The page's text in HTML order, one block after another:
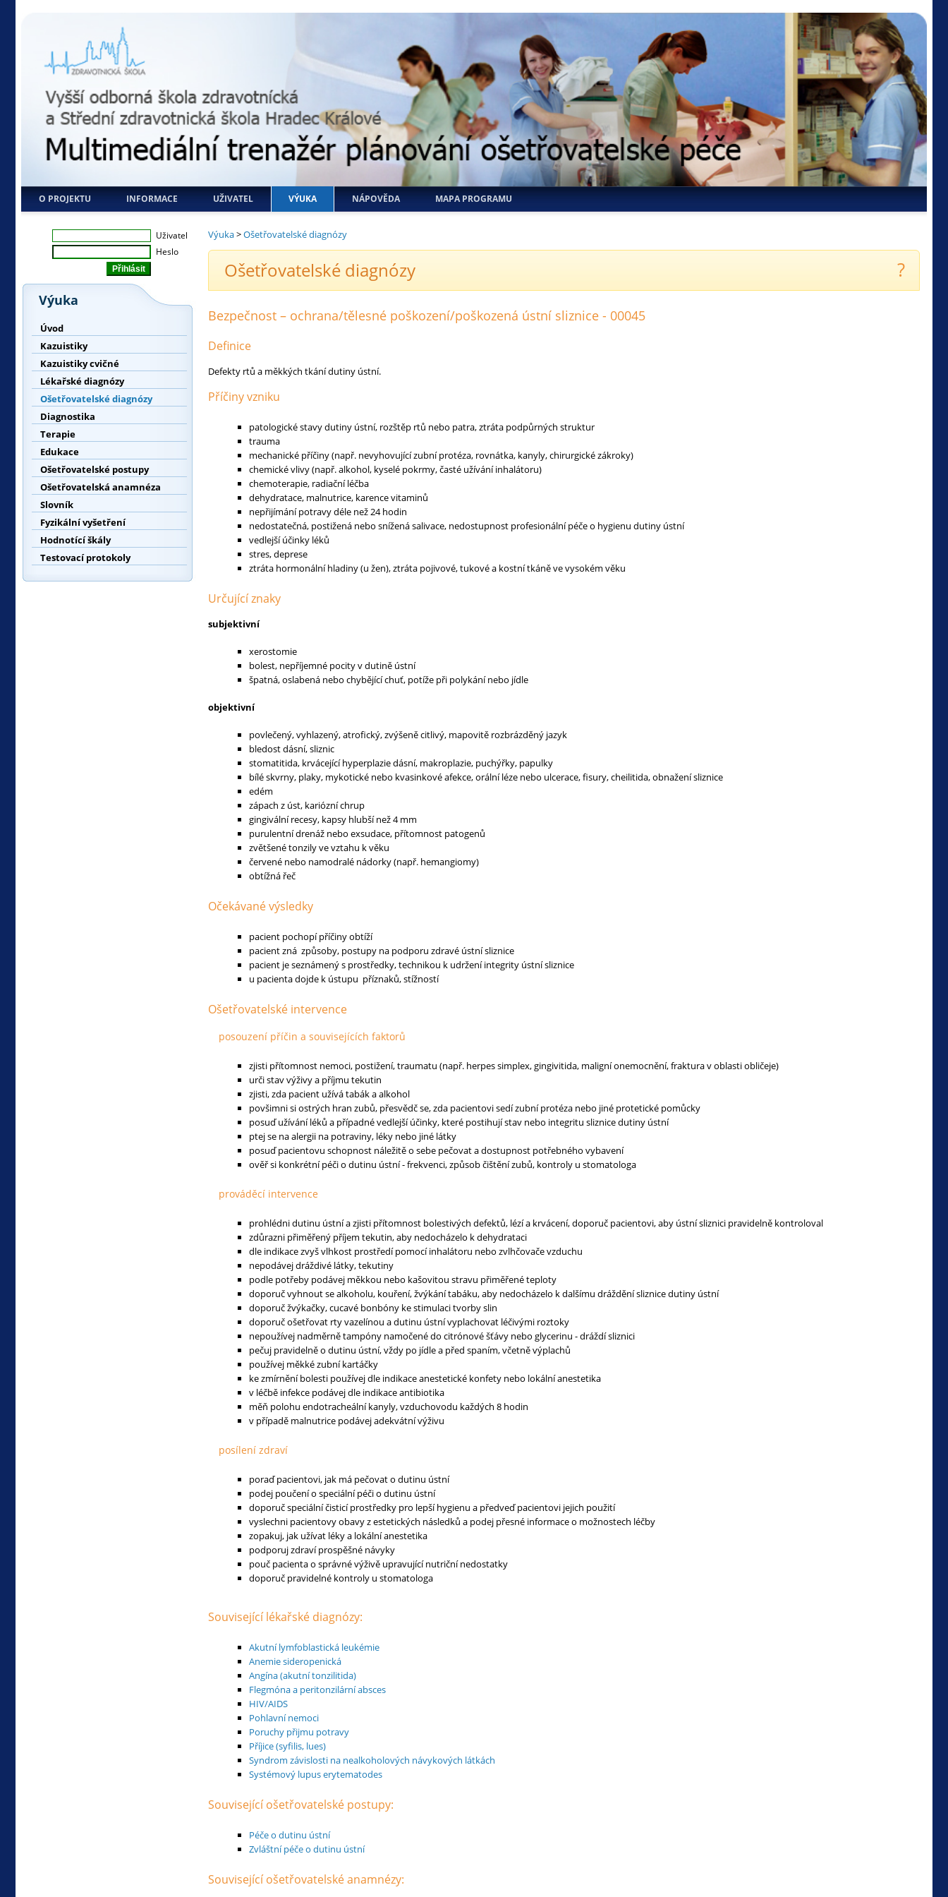
O PROJEKTU INFORMACE UŽIVATEL VÝUKA NÁPOVĚDA MAPA PROGRAMU
Uživatel
Heslo
Výuka
Úvod
Kazuistiky
Kazuistiky cvičné
Lékařské diagnózy
Ošetřovatelské diagnózy
Diagnostika
Terapie
Edukace
Ošetřovatelské postupy
Ošetřovatelská anamnéza
Slovník
Fyzikální vyšetření
Hodnotící škály
Testovací protokoly
Výuka>Ošetřovatelské diagnózy
Ošetřovatelské diagnózy ?
Bezpečnost – ochrana/tělesné poškození/poškozená ústní sliznice - 00045
Definice
Defekty rtů a měkkých tkání dutiny ústní.
Příčiny vzniku
patologické stavy dutiny ústní, rozštěp rtů nebo patra, ztráta podpůrných struktur
trauma
mechanické příčiny (např. nevyhovující zubní protéza, rovnátka, kanyly, chirurgické zákroky)
chemické vlivy (např. alkohol, kyselé pokrmy, časté užívání inhalátoru)
chemoterapie, radiační léčba
dehydratace, malnutrice, karence vitaminů
nepřijímání potravy déle než 24 hodin
nedostatečná, postižená nebo snížená salivace, nedostupnost profesionální péče o hygienu dutiny ústní
vedlejší účinky léků
stres, deprese
ztráta hormonální hladiny (u žen), ztráta pojivové, tukové a kostní tkáně ve vysokém věku
Určující znaky
subjektivní
xerostomie
bolest, nepříjemné pocity v dutině ústní
špatná, oslabená nebo chybějící chuť, potíže při polykání nebo jídle
objektivní
povlečený, vyhlazený, atrofický, zvýšeně citlivý, mapovitě rozbrázděný jazyk
bledost dásní, sliznic
stomatitida, krvácející hyperplazie dásní, makroplazie, puchýřky, papulky
bílé skvrny, plaky, mykotické nebo kvasinkové afekce, orální léze nebo ulcerace, fisury, cheilitida, obnažení sliznice
edém
zápach z úst, kariózní chrup
gingivální recesy, kapsy hlubší než 4 mm
purulentní drenáž nebo exsudace, přítomnost patogenů
zvětšené tonzily ve vztahu k věku
červené nebo namodralé nádorky (např. hemangiomy)
obtížná řeč
Očekávané výsledky
pacient pochopí příčiny obtíží
pacient zná způsoby, postupy na podporu zdravé ústní sliznice
pacient je seznámený s prostředky, technikou k udržení integrity ústní sliznice
u pacienta dojde k ústupu příznaků, stížností
Ošetřovatelské intervence
posouzení příčin a souvisejících faktorů
zjisti přítomnost nemoci, postižení, traumatu (např. herpes simplex, gingivitida, maligní onemocnění, fraktura v oblasti obličeje)
urči stav výživy a příjmu tekutin
zjisti, zda pacient užívá tabák a alkohol
povšimni si ostrých hran zubů, přesvědč se, zda pacientovi sedí zubní protéza nebo jiné protetické pomůcky
posuď užívání léků a případné vedlejší účinky, které postihují stav nebo integritu sliznice dutiny ústní
ptej se na alergii na potraviny, léky nebo jiné látky
posuď pacientovu schopnost náležitě o sebe pečovat a dostupnost potřebného vybavení
ověř si konkrétní péči o dutinu ústní - frekvenci, způsob čištění zubů, kontroly u stomatologa
prováděcí intervence
prohlédni dutinu ústní a zjisti přítomnost bolestivých defektů, lézí a krvácení, doporuč pacientovi, aby ústní sliznici pravidelně kontroloval
zdůrazni přiměřený příjem tekutin, aby nedocházelo k dehydrataci
dle indikace zvyš vlhkost prostředí pomocí inhalátoru nebo zvlhčovače vzduchu
nepodávej dráždivé látky, tekutiny
podle potřeby podávej měkkou nebo kašovitou stravu přiměřené teploty
doporuč vyhnout se alkoholu, kouření, žvýkání tabáku, aby nedocházelo k dalšímu dráždění sliznice dutiny ústní
doporuč žvýkačky, cucavé bonbóny ke stimulaci tvorby slin
doporuč ošetřovat rty vazelínou a dutinu ústní vyplachovat léčivými roztoky
nepoužívej nadměrně tampóny namočené do citrónové šťávy nebo glycerinu - dráždí sliznici
pečuj pravidelně o dutinu ústní, vždy po jídle a před spaním, včetně výplachů
používej měkké zubní kartáčky
ke zmírnění bolesti používej dle indikace anestetické konfety nebo lokální anestetika
v léčbě infekce podávej dle indikace antibiotika
měň polohu endotracheální kanyly, vzduchovodu každých 8 hodin
v případě malnutrice podávej adekvátní výživu
posílení zdraví
poraď pacientovi, jak má pečovat o dutinu ústní
podej poučení o speciální péči o dutinu ústní
doporuč speciální čisticí prostředky pro lepší hygienu a předveď pacientovi jejich použití
vyslechni pacientovy obavy z estetických následků a podej přesné informace o možnostech léčby
zopakuj, jak užívat léky a lokální anestetika
podporuj zdraví prospěšné návyky
pouč pacienta o správné výživě upravující nutriční nedostatky
doporuč pravidelné kontroly u stomatologa
Související lékařské diagnózy:
Akutní lymfoblastická leukémie
Anemie sideropenická
Angína (akutní tonzilitida)
Flegmóna a peritonzilární absces
HIV/AIDS
Pohlavní nemoci
Poruchy přijmu potravy
Příjice (syfilis, lues)
Syndrom závislosti na nealkoholových návykových látkách
Systémový lupus erytematodes
Související ošetřovatelské postupy:
Péče o dutinu ústní
Zvláštní péče o dutinu ústní
Související ošetřovatelské anamnézy: